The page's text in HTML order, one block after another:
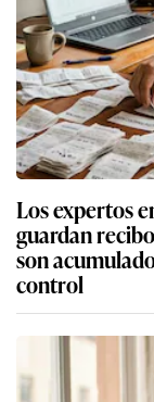
Los expertos
guardan
son
control